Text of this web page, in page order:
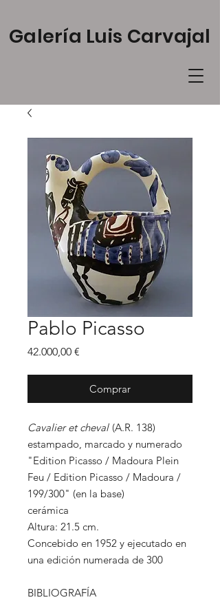
Galería Luis Carvajal
Pablo Picasso
42.000,00 €
Comprar
Cavalier et cheval (A.R. 138)
estampado, marcado y numerado
"Edition Picasso / Madoura Plein
Feu / Edition Picasso / Madoura /
199/300" (en la base)
cerámica
Altura: 21.5 cm.
Concebido en 1952 y ejecutado en
una edición numerada de 300
BIBLIOGRAFÍA